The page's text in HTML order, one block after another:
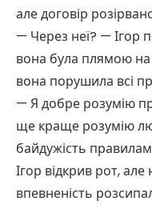
але договір
— Через неї? — Ігор
вона була плямою
вона порушила всі
— Я добре розумію
ще краще розумію
байдужість
Ігор відкрив рот,
впевненість